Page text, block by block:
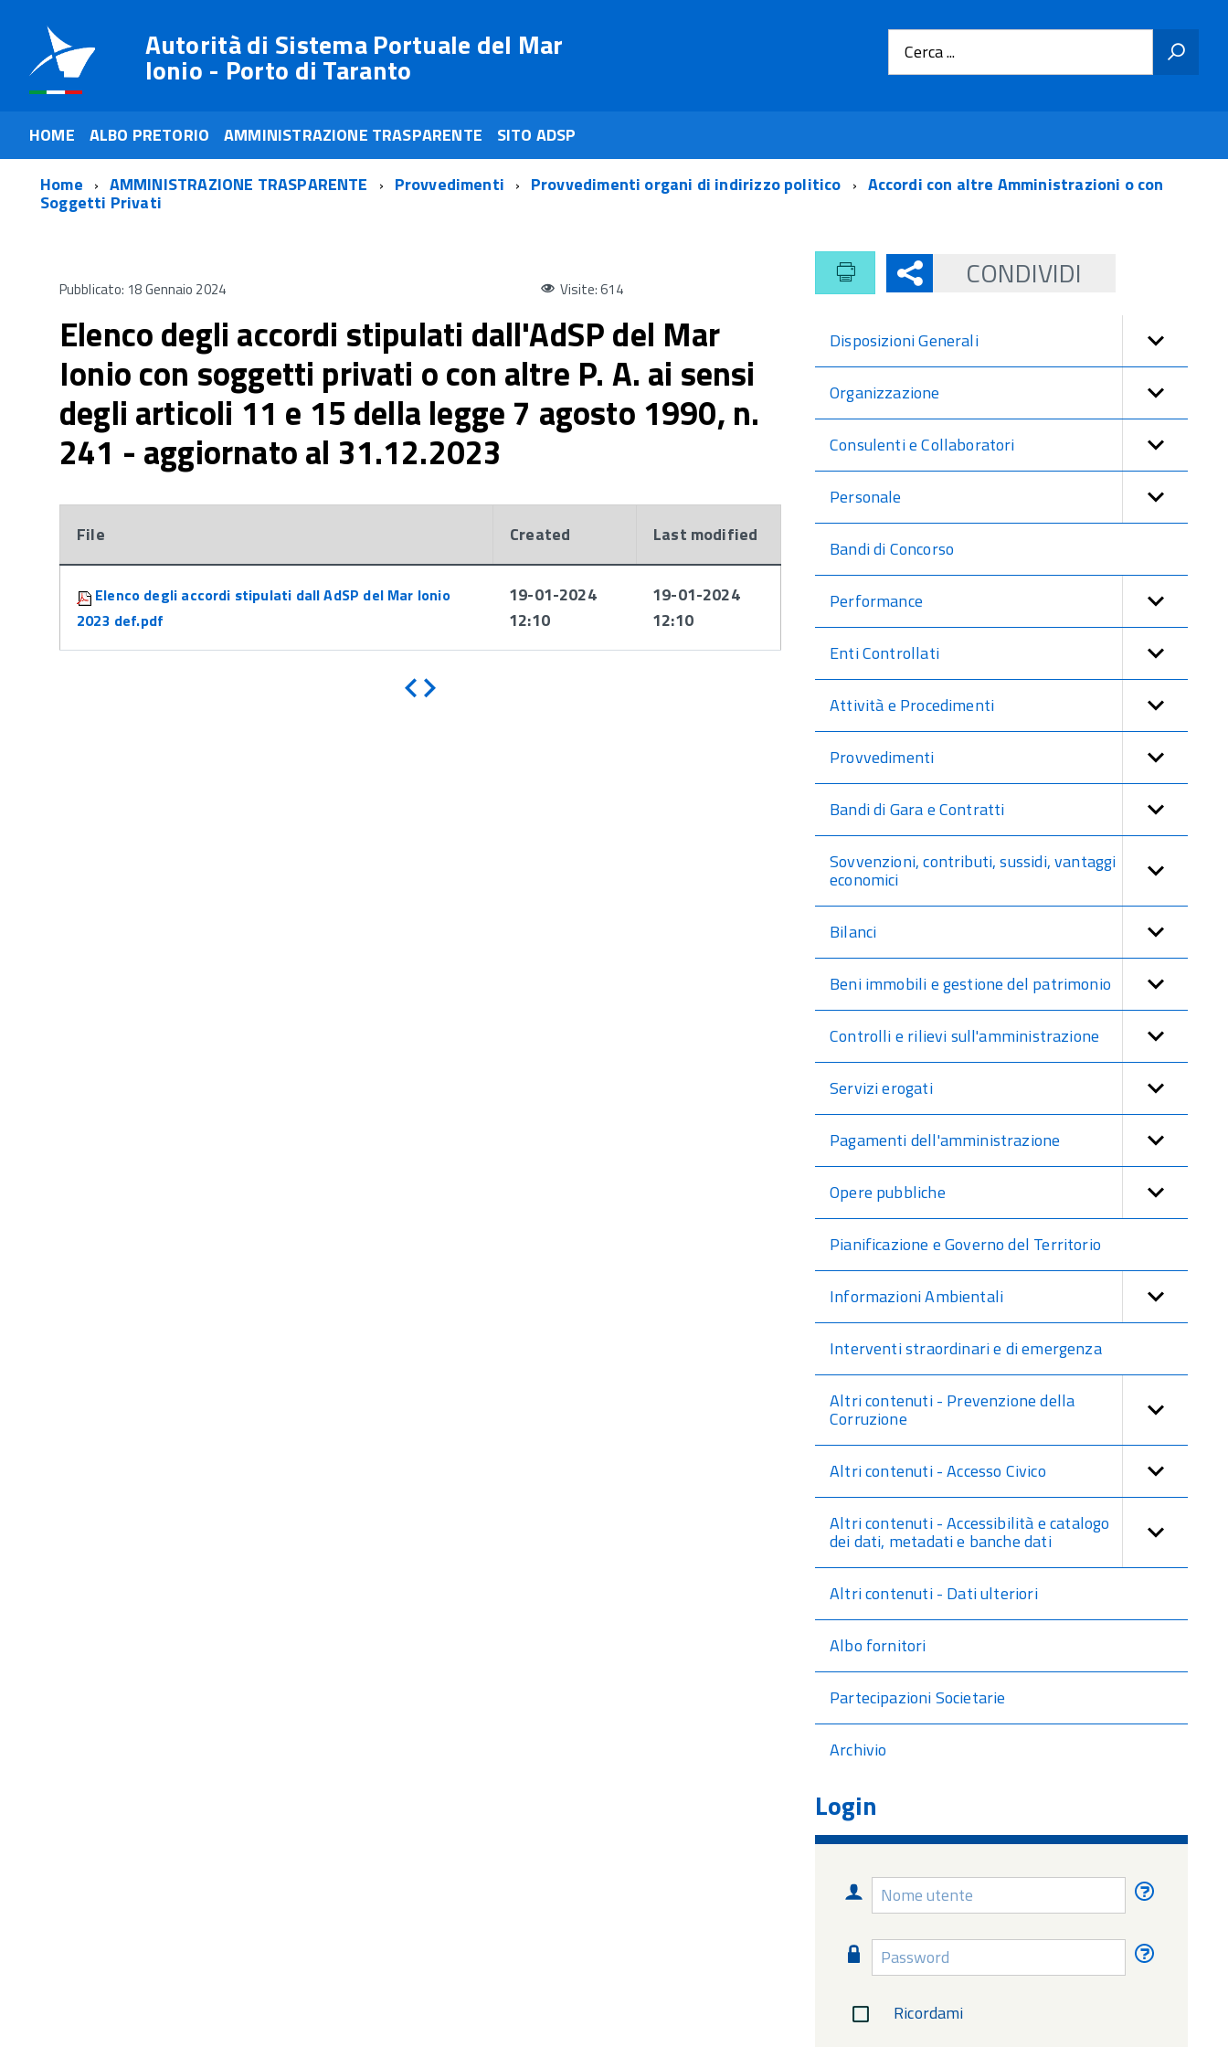
Autorità di Sistema Portuale del Mar
Ionio - Porto di Taranto Cerca ...
HOME ALBO PRETORIO AMMINISTRAZIONE TRASPARENTE
SITO ADSP
Home
AMMINISTRAZIONE TRASPARENTE Provvedimenti Provvedimenti organi di indirizzo politico Accordi con altre Amministrazioni o con
Soggetti Privati
Pubblicato: 18 Gennaio 2024 Visite: 614
Elenco degli accordi stipulati dall'AdSP del Mar
Ionio con soggetti privati o con altre P. A. ai sensi
degli articoli 11 e 15 della legge 7 agosto 1990, n.
241 - aggiornato al 31.12.2023
File Created Last modified
Elenco degli accordi stipulati dall AdSP del Mar Ionio
2023 def.pdf
19-01-2024
12:10
19-01-2024
12:10
Indietro
CONDIVIDI
Disposizioni Generali
Organizzazione
Consulenti e Collaboratori
Personale
Bandi di Concorso
Performance
Enti Controllati
Attività e Procedimenti
Provvedimenti
Bandi di Gara e Contratti
Sovvenzioni, contributi, sussidi, vantaggi
economici
Bilanci
Beni immobili e gestione del patrimonio
Controlli e rilievi sull'amministrazione
Servizi erogati
Pagamenti dell'amministrazione
Opere pubbliche
Pianificazione e Governo del Territorio
Informazioni Ambientali
Interventi straordinari e di emergenza
Altri contenuti - Prevenzione della
Corruzione
Altri contenuti - Accesso Civico
Altri contenuti - Accessibilità e catalogo
dei dati, metadati e banche dati
Altri contenuti - Dati ulteriori
Albo fornitori
Partecipazioni Societarie
Archivio
Login
Nome
utente
Nome
utente
Password
Password
Ricordami